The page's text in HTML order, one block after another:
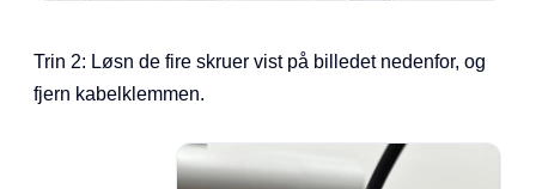
Trin 2: Løsn de fire skruer vist på billedet nedenfor, og
fjern kabelklemmen.